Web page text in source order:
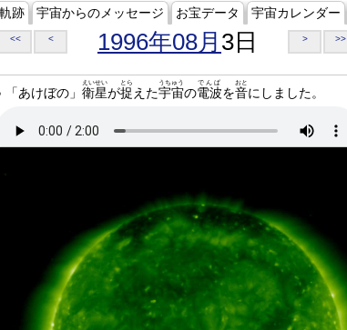
跡 宇宙からのメッセージ お宝データ 宇宙カレンダー
<< < 1996年08月 3日 > >>
「あけぼの」 衛星
えいせい
が捉
とら
えた宇宙
うちゅう
の電波
でんぱ
を音
おと
にしました。